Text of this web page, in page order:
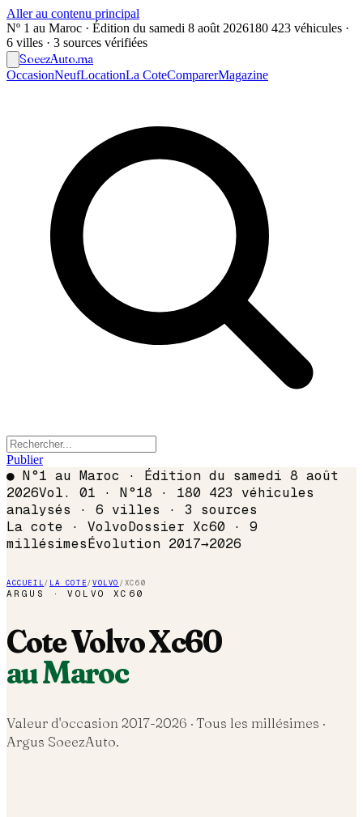
Aller au contenu principal
Nº 1 au Maroc · Édition du samedi 8 août 2026180 423 véhicules ·
6 villes · 3 sources vérifiées
SoeezAuto.ma
OccasionNeufLocationLa CoteComparerMagazine
Publier
● N°1 au Maroc · Édition du samedi 8 août
2026Vol. 01 · N°18 · 180 423 véhicules
analysés · 6 villes · 3 sources
La cote · VolvoDossier Xc60 · 9
millésimesÉvolution 2017→2026
ACCUEIL/ LA COTE/VOLVO /XC60
ARGUS ·VOLVO XC60
CoteVolvoXc60
au Maroc
Valeur d'occasion 2017-2026 · Tous les millésimes ·
Argus SoeezAuto.